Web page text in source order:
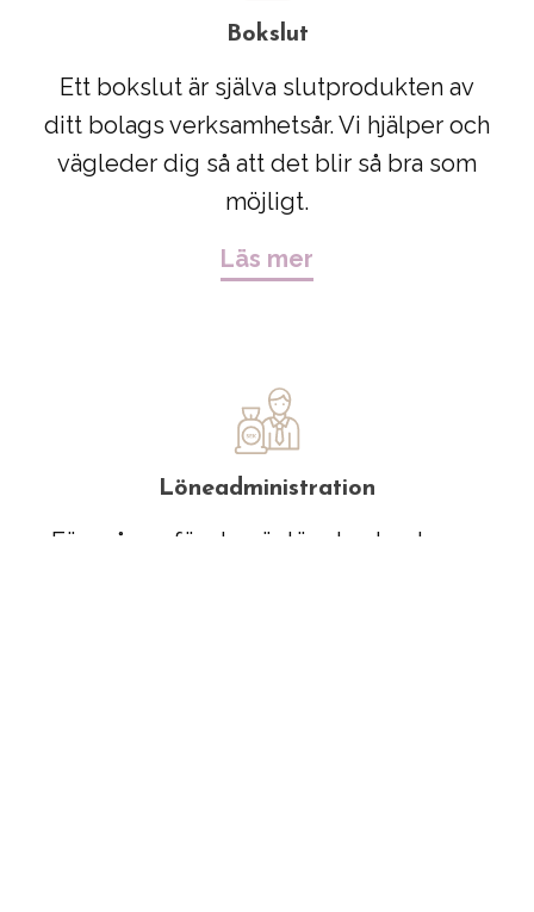
Bokslut
Ett bokslut är själva slutprodukten av
ditt bolags verksamhetsår. Vi hjälper och
vägleder dig så att det blir så bra som
möjligt.
Läs mer
Löneadministration
För många företag är lönekostnaden en